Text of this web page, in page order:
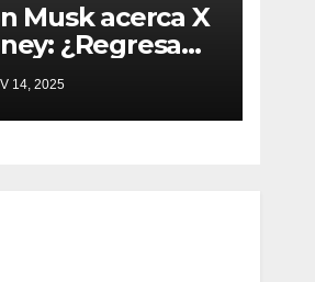
Musk acerca X
¿Regresa
con el
pago nativo?
#Dogecoin
14, 2025